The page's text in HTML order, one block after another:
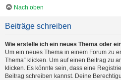
Nach oben
Beiträge schreiben
Wie erstelle ich ein neues Thema oder
Um ein neues Thema in einem Forum zu
Thema“ klicken. Um auf einen Beitrag zu
klicken. Es könnte sein, dass eine
Beitrag schreiben kannst. Deine